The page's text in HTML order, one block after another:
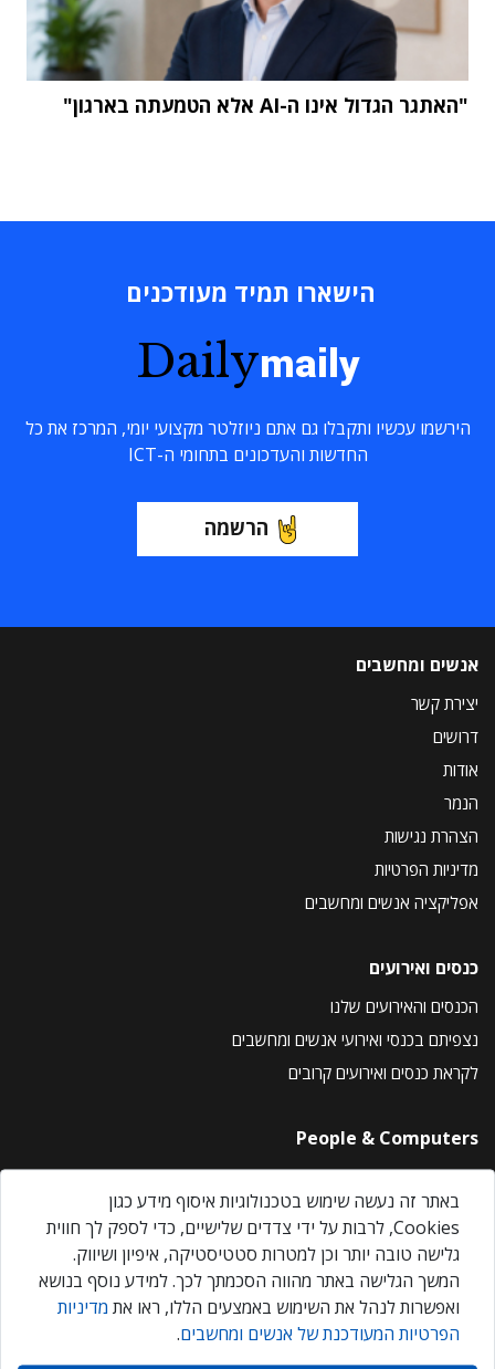
"האתגר הגדול אינו ה-AI אלא הטמעתה בארגון"
הישארו תמיד מעודכנים
Dailymaily
הירשמו עכשיו ותקבלו גם אתם ניוזלטר מקצועי יומי, המרכז את כל
החדשות והעדכונים בתחומי ה-ICT
הרשמה
אנשים ומחשבים
יצירת קשר
דרושים
אודות
הנמר
הצהרת נגישות
מדיניות הפרטיות
אפליקציה אנשים ומחשבים
כנסים ואירועים
הכנסים והאירועים שלנו
נצפיתם בכנסי ואירועי אנשים ומחשבים
לקראת כנסים ואירועים קרובים
People & Computers
About Us
Privacy Policy
Contact Us
Our Events
אנשים ומחשבים © 2026 – כל הזכויות שמורות
באתר זה נעשה שימוש בטכנולוגיות איסוף מידע כגון
Cookies, לרבות על ידי צדדים שלישיים, כדי לספק לך חווית
גלישה טובה יותר וכן למטרות סטטיסטיקה, איפיון ושיווק.
המשך הגלישה באתר מהווה הסכמתך לכך. למידע נוסף בנושא
ואפשרות לנהל את השימוש באמצעים הללו, ראו את מדיניות
הפרטיות המעודכנת של אנשים ומחשבים.